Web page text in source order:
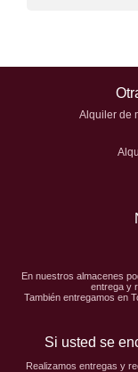
Alquiler de
En nuestros almacenes
entrega y
También entregamos en
Si usted se
Realizamos entregas y